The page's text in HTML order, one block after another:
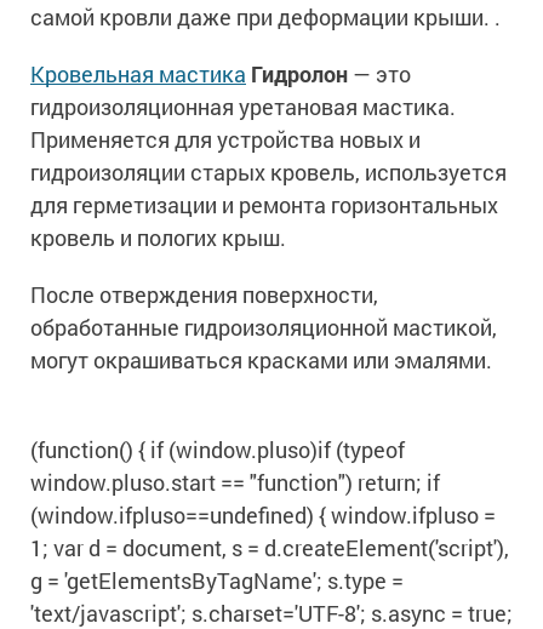
самой кровли даже при деформации крыши. .
Кровельная мастика Гидролон — это
гидроизоляционная уретановая мастика.
Применяется для устройства новых и
гидроизоляции старых кровель, используется
для герметизации и ремонта горизонтальных
кровель и пологих крыш.
После отверждения поверхности,
обработанные гидроизоляционной мастикой,
могут окрашиваться красками или эмалями.
(function() { if (window.pluso)if (typeof
window.pluso.start == "function") return; if
(window.ifpluso==undefined) { window.ifpluso =
1; var d = document, s = d.createElement('script'),
g = 'getElementsByTagName'; s.type =
'text/javascript'; s.charset='UTF-8'; s.async = true;